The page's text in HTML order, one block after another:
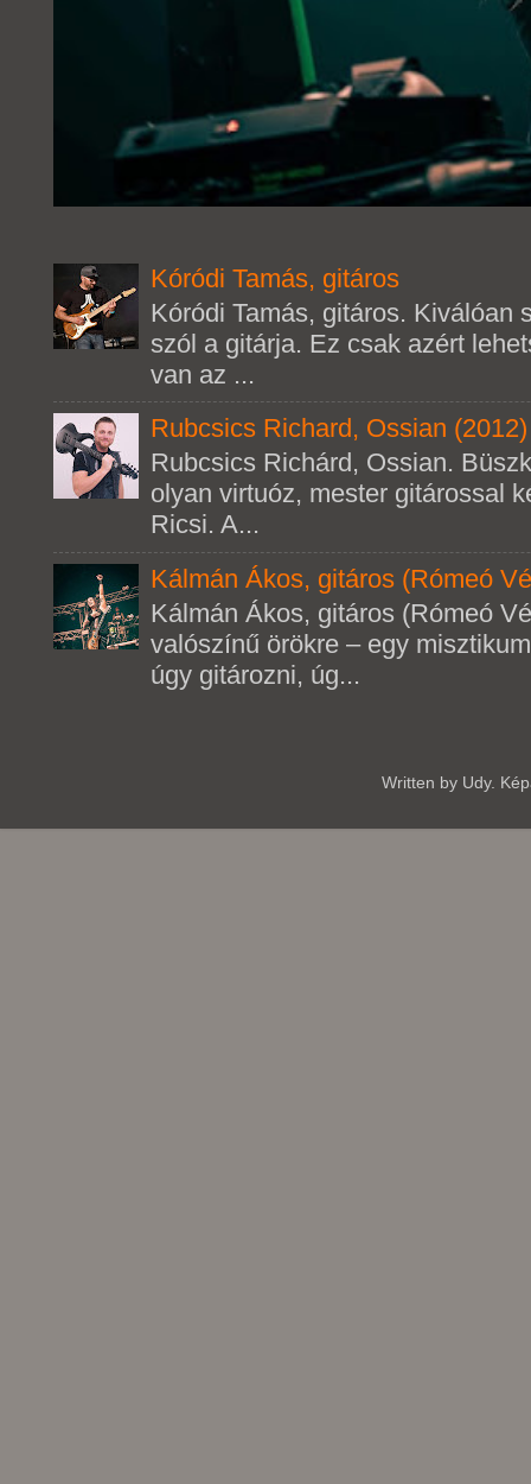
Kóródi Tamás, gitáros
Kóródi Tamás, gitáros. Kiválóan
szól a gitárja. Ez csak azért
van az ...
Rubcsics Richard, Ossian (2012)
Rubcsics Richárd, Ossian.
olyan virtuóz, mester gitárossal
Ricsi. A...
Kálmán Ákos, gitáros (Rómeó
Kálmán Ákos, gitáros (Rómeó
valószínű örökre – egy
úgy gitározni, úg...
Written by Udy.